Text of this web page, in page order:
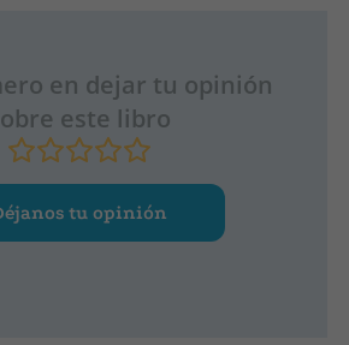
en dejar tu opinión
este libro
tu opinión